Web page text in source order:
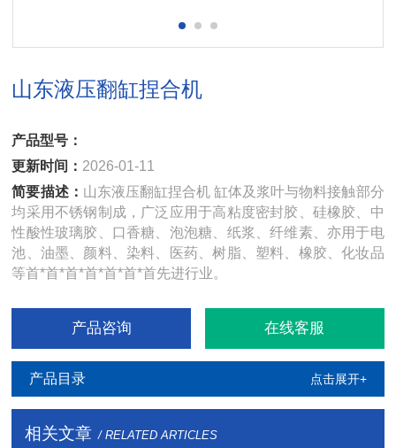
山东液压翻缸捏合机
产品型号：
更新时间： 2026-01-11
简要描述： 山东液压翻缸捏合机 缸体及浆叶与物料接触部分
均采用不锈钢制成，广泛应用于高粘度密封胶、硅橡胶、中
性酸性玻璃胶、口香糖、泡泡糖、纸浆、纤维素、亦用于电
池、油墨、颜料、染料、医药、树脂、塑料、橡胶、化妆品
等首*首*首*首*首*首*首先进行业。
产品咨询 在线客服
产品目录 点击展开+
相关文章 / RELATED ARTICLES